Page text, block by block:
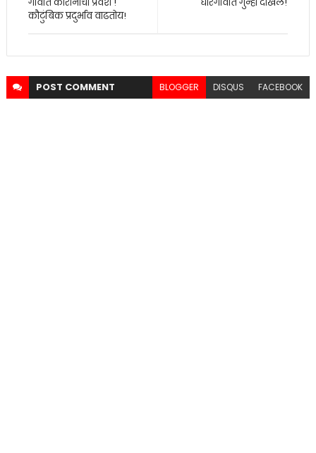
कौटुंबिक प्रदुर्भाव वाढतोय!
POST COMMENT BLOGGER DISQUS FACEBOOK